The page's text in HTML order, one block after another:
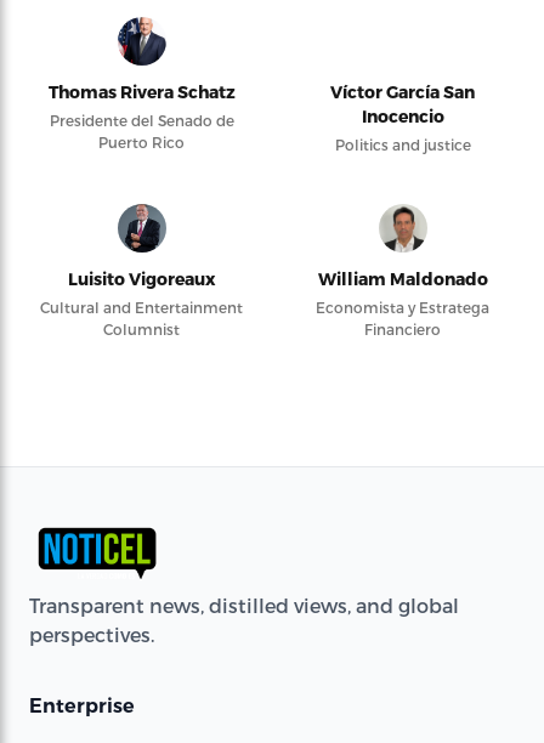
Thomas Rivera Schatz
Presidente del Senado de
Puerto Rico
Víctor García San
Inocencio
Politics and justice
Luisito Vigoreaux
Cultural and Entertainment
Columnist
William Maldonado
Economista y Estratega
Financiero
Transparent news, distilled views, and global
perspectives.
Enterprise